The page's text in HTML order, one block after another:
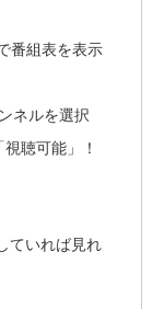
番組表を表示
ネルを選択
聴可能」！
ていれば見れ